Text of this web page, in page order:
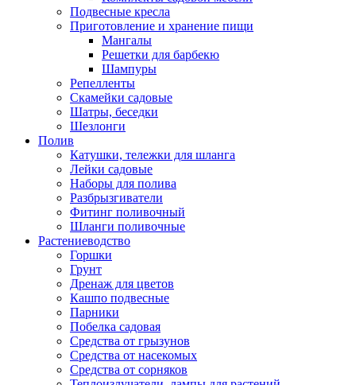
Подвесные кресла
Приготовление и хранение пищи
Мангалы
Решетки для барбекю
Шампуры
Репелленты
Скамейки садовые
Шатры, беседки
Шезлонги
Полив
Катушки, тележки для шланга
Лейки садовые
Наборы для полива
Разбрызгиватели
Фитинг поливочный
Шланги поливочные
Растениеводство
Горшки
Грунт
Дренаж для цветов
Кашпо подвесные
Парники
Побелка садовая
Средства от грызунов
Средства от насекомых
Средства от сорняков